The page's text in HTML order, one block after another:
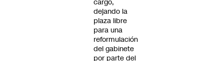
cargo,
dejando la
plaza libre
para una
reformulación
del gabinete
por parte del